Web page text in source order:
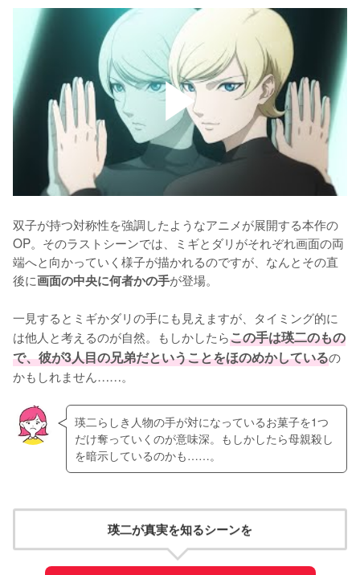
双子が持つ対称性を強調したようなアニメが展開する本作の
OP。そのラストシーンでは、ミギとダリがそれぞれ画面の両
端へと向かっていく様子が描かれるのですが、なんとその直
後に画面の中央に何者かの手が登場。
一見するとミギかダリの手にも見えますが、タイミング的に
は他人と考えるのが自然。もしかしたらこの手は瑛二のもの
で、彼が3人目の兄弟だということをほのめかしているの
かもしれません……。
瑛二らしき人物の手が対になっているお菓子を1つ
だけ奪っていくのが意味深。もしかしたら母親殺し
を暗示しているのかも……。
瑛二が真実を知るシーンを